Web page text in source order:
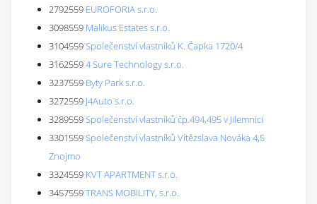
2792559 EUROFORIA s.r.o.
3098559 Malikus Estates s.r.o.
3104559Společenství vlastníků K. Čapka 1720/4
31625594 Sure Technology s.r.o.
3237559 Byty Park s.r.o.
3272559 J4Auto s.r.o.
3289559Společenství vlastníků čp.494,495 v Jilemnici
3301559Společenství vlastníků Vítězslava Nováka 4,5
Znojmo
3324559 KVT APARTMENT s.r.o.
3457559TRANS MOBILITY, s.r.o.